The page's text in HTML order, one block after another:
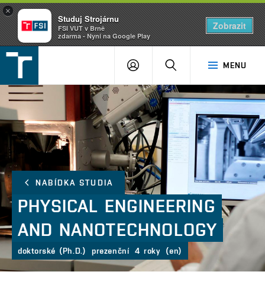
v
Brně
MENU
PŘIHLÁŠENÍ
NABÍDKA STUDIA
PHYSICAL ENGINEERING
AND NANOTECHNOLOGY
doktorské (Ph.D.) prezenční 4 roky (en)
×
Studuj Strojárnu
FSI VUT v Brně
zdarma - Nyní na Google Play
Zobrazit